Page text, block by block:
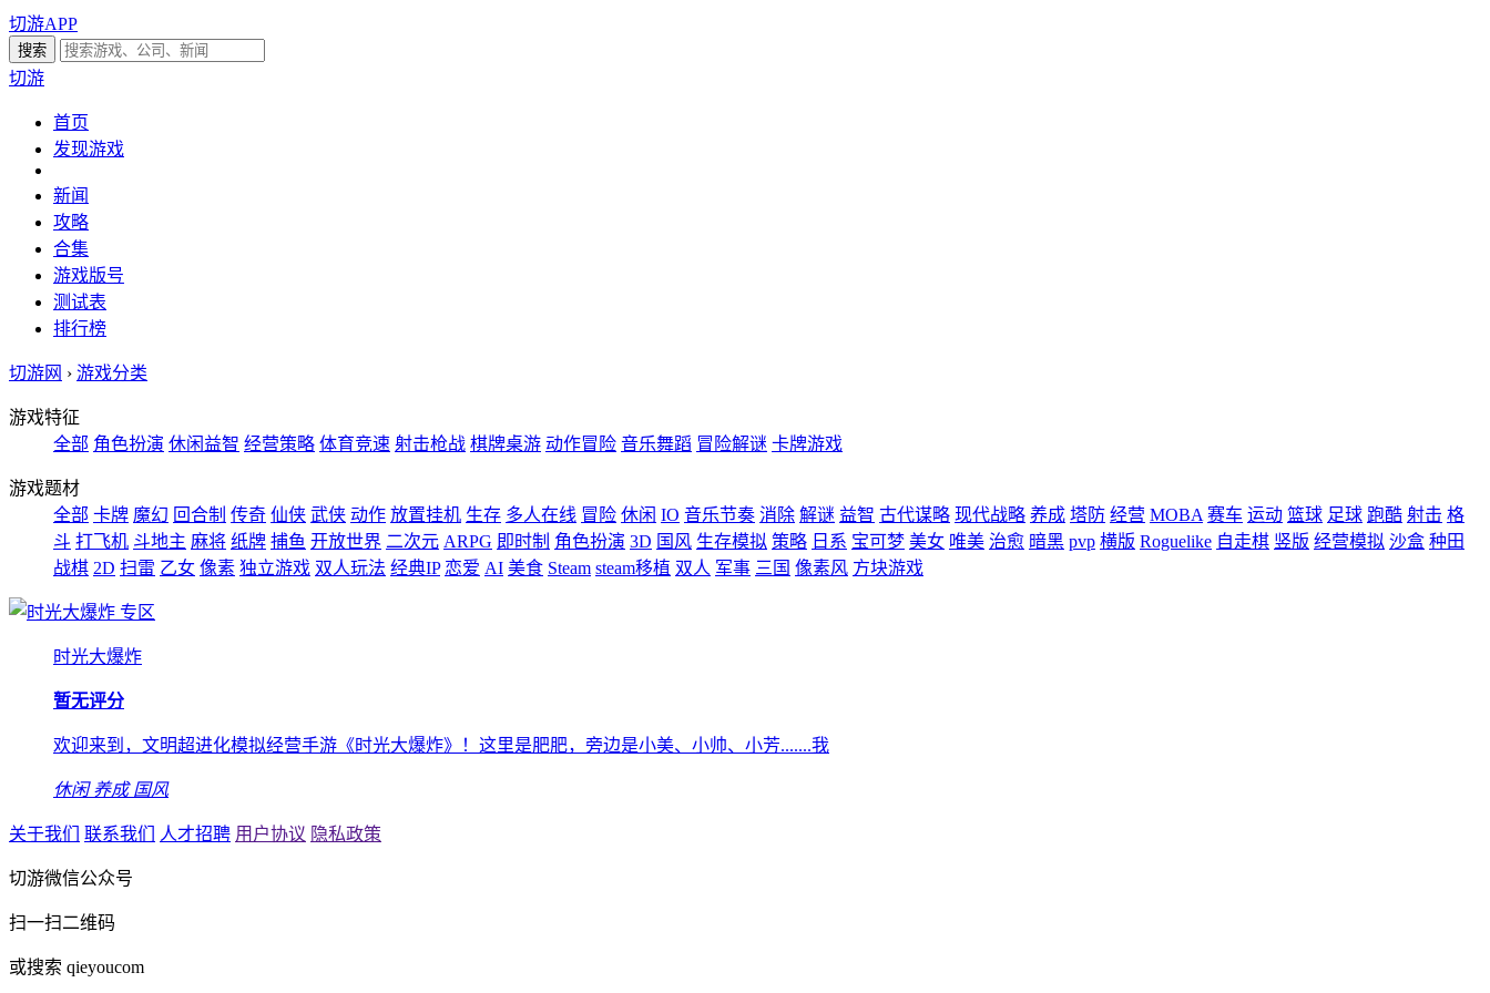
切游APP
切游
首页
发现游戏
新闻
攻略
合集
游戏版号
测试表
排行榜
切游网 › 游戏分类
游戏特征
全部 角色扮演 休闲益智 经营策略 体育竞速 射击枪战 棋牌桌游 动作冒险 音乐舞蹈 冒险解谜 卡牌游戏
游戏题材
全部 卡牌 魔幻 回合制 传奇 仙侠 武侠 动作 放置挂机 生存 多人在线 冒险 休闲 IO 音乐节奏 消除 解谜 益智 古代谋略 现代战略 养成 塔防 经营 MOBA 赛车 运动 篮球 足球 跑酷 射击 格
斗 打飞机 斗地主 麻将 纸牌 捕鱼 开放世界 二次元 ARPG 即时制 角色扮演 3D 国风 生存模拟 策略 日系 宝可梦 美女 唯美 治愈 暗黑 pvp 横版 Roguelike 自走棋 竖版 经营模拟 沙盒 种田
战棋 2D 扫雷 乙女 像素 独立游戏 双人玩法 经典IP 恋爱 AI 美食 Steam steam移植 双人 军事 三国 像素风 方块游戏
专区
时光大爆炸
暂无评分
欢迎来到，文明超进化模拟经营手游《时光大爆炸》！这里是肥肥，旁边是小美、小帅、小芳.......我
休闲 养成 国风
关于我们 联系我们 人才招聘 用户协议 隐私政策
切游微信公众号
扫一扫二维码
或搜索 qieyoucom